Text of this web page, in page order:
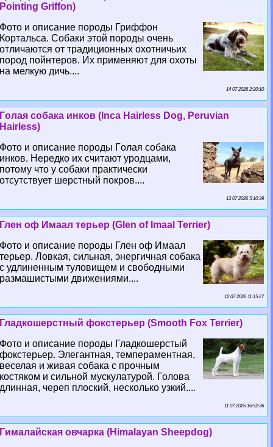
Pointing Griffon)
Фото и описание породы Гриффон
Кортальса. Собаки этой породы очень
отличаются от традиционных охотничьих
пород пойнтеров. Их применяют для охоты
на мелкую дичь....
14 07 2026 2:20:10
Гoлая собака инков (Inca Hairless Dog, Peruvian
Hairless)
Фото и описание породы Гoлая собака
инков. Нередко их считают уpoдцами,
потому что у собаки пpaктически
отсутствует шерстный покров....
13 07 2026 5:10:39
Глен оф Имаал терьер (Glen of Imaal Terrier)
Фото и описание породы Глен оф Имаал
терьер. Ловкая, сильная, энергичная собака
с удлиненным туловищем и свободными
размашистыми движениями....
12 07 2026 11:15:27
Гладкошерстный фокстерьер (Smooth Fox Terrier)
Фото и описание породы Гладкошерстый
фокстерьер. Элегантная, темпераментная,
веселая и живая собака с прочным
костяком и сильной мускулатурой. Голова
длинная, череп плоский, несколько узкий....
11 07 2026 16:52:36
Гималайская овчарка (Himalayan Sheepdog)